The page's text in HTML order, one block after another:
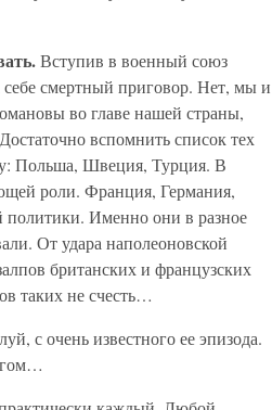
Вступив в военный союз
смертный приговор. Нет, мы и
во главе нашей страны,
вспомнить список тех
Польша, Швеция, Турция. В
роли. Франция, Германия,
Именно они в разное
От удара наполеоновской
британских и французских
таких не счесть…
с очень известного ее эпизода.